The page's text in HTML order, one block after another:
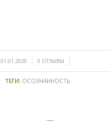
01.01.2020
/ 0 ОТЗЫВЫ
/
ТЕГИ: ОСОЗНАННОСТЬ